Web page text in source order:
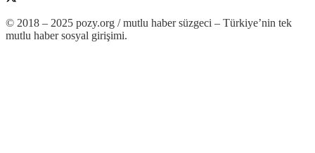
© 2018 – 2025 pozy.org / mutlu haber süzgeci – Türkiye’nin tek
mutlu haber sosyal girişimi.